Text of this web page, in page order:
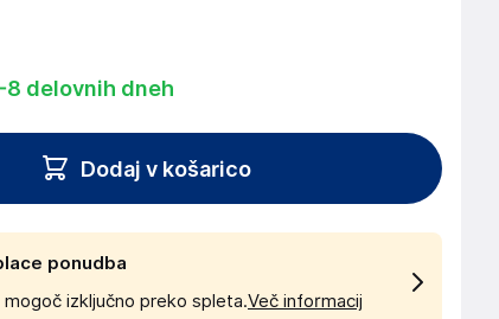
8 delovnih dneh
Dodaj v košarico
ponudba
mogoč izključno preko spleta.Več informacij